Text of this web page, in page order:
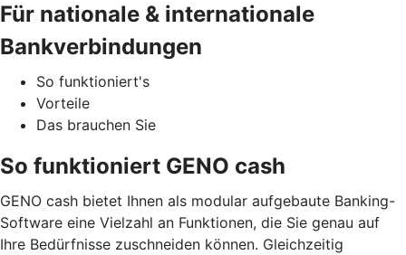
Für nationale & internationale
Bankverbindungen
So funktioniert's
Vorteile
Das brauchen Sie
So funktioniert GENO cash
GENO cash bietet Ihnen als modular aufgebaute Banking-
Software eine Vielzahl an Funktionen, die Sie genau auf
Ihre Bedürfnisse zuschneiden können. Gleichzeitig